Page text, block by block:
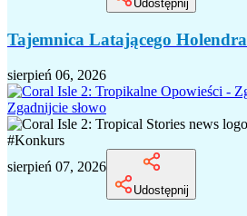
Udostępnij
Tajemnica Latającego Holendra
sierpień 06, 2026
Zgadnijcie słowo
#Konkurs
sierpień 07, 2026
Udostępnij